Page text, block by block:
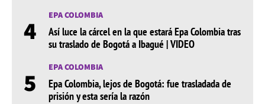
4 EPA COLOMBIA
Así luce la cárcel en la que estará Epa Colombia tras
su traslado de Bogotá a Ibagué | VIDEO
5 EPA COLOMBIA
Epa Colombia, lejos de Bogotá: fue trasladada de
prisión y esta sería la razón